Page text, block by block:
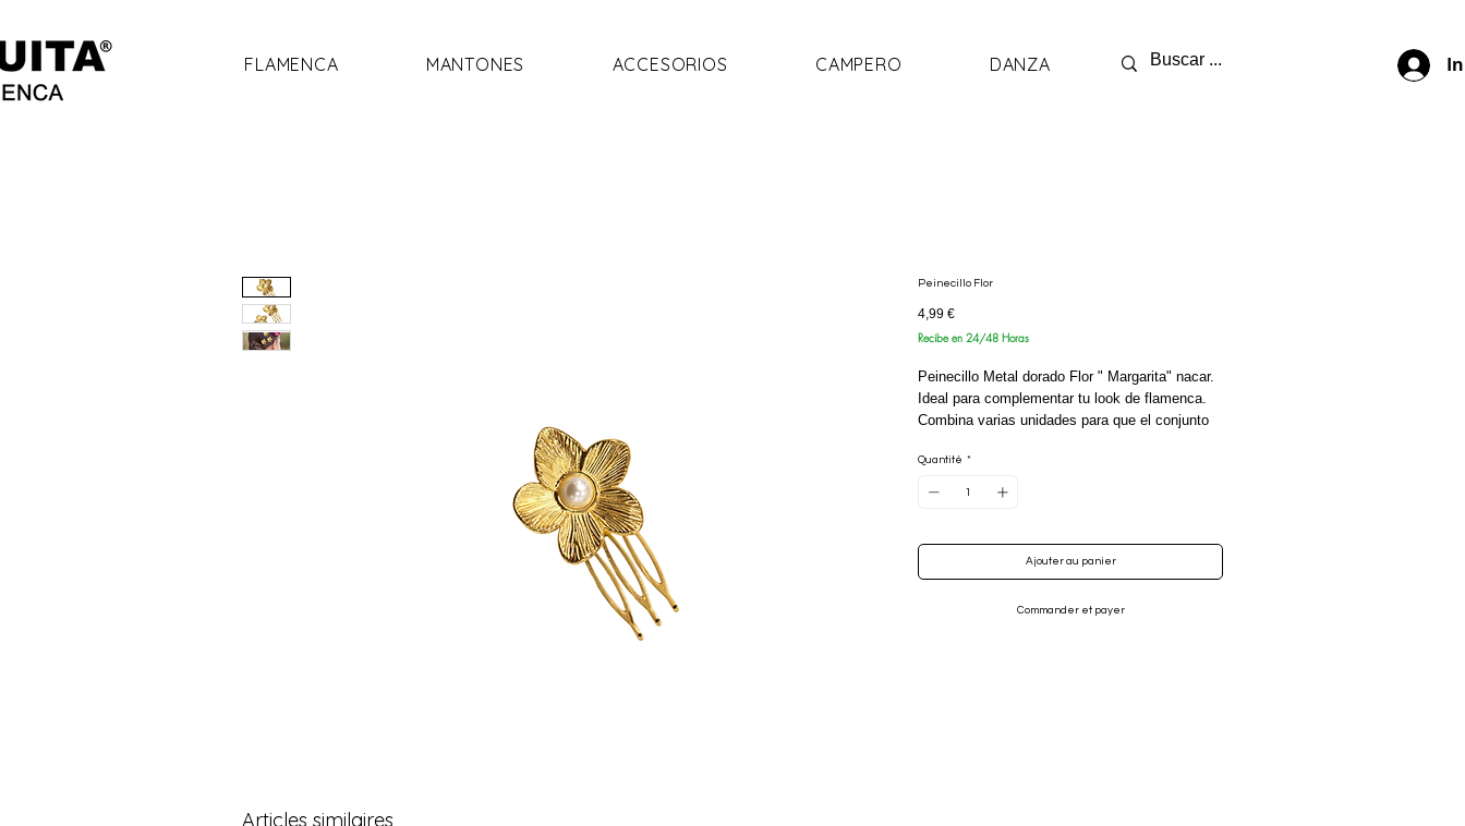
FLAMENCA MANTONES ACCESORIOS CAMPERO DANZA
Peinecillo Flor
4,99 €Prix
Recibe en 24/48 Horas
Peinecillo Metal dorado Flor " Margarita" nacar.
Ideal para complementar tu look de flamenca.
Combina varias unidades para que el conjunto
con otros modelos de Peinecillos.
Precio Unidad.
Quantité *
Ajouter au panier
Commander et payer
Articles similaires